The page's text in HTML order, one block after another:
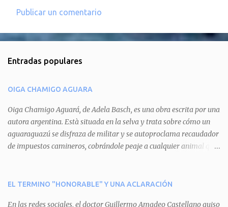
o
e
t
a
r
i
o
Publicar un comentario
Entradas populares
OIGA CHAMIGO AGUARA
Oiga Chamigo Aguará, de Adela Basch, es una obra escrita por una
autora argentina. Està situada en la selva y trata sobre cómo un
aguaraguazú se disfraza de militar y se autoproclama recaudador
de impuestos camineros, cobrándole peaje a cualquier animal que
aguará le provoca. De igual manera pasa con Tatú, el armadillo.
EL TERMINO "HONORABLE" Y UNA ACLARACIÓN
En las redes sociales, el doctor Guillermo Amadeo Castellano quiso